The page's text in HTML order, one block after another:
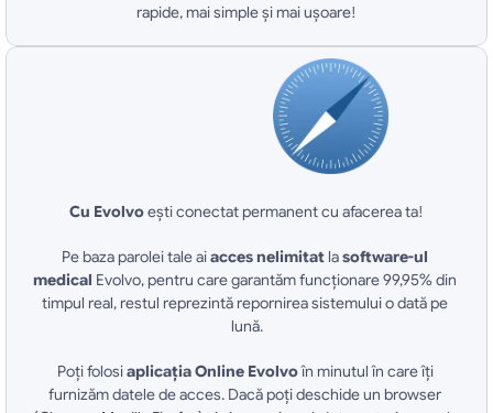
rapide, mai simple şi mai uşoare!
Cu Evolvo eşti conectat permanent cu afacerea ta!
Pe baza parolei tale ai acces nelimitat la software-ul
medical Evolvo, pentru care garantăm funcţionare 99,95% din
timpul real, restul reprezintă repornirea sistemului o dată pe
lună.
Poţi folosi aplicația Online Evolvo în minutul în care îţi
furnizăm datele de acces. Dacă poţi deschide un browser